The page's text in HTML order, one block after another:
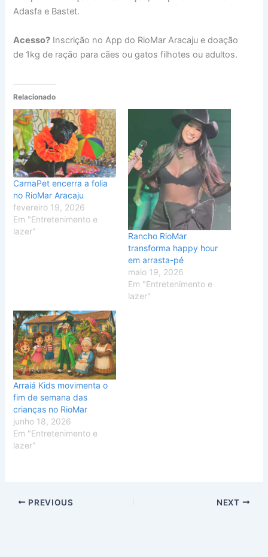
Adasfa e Bastet.
Acesso? Inscrição no App do RioMar Aracaju e doação
de 1kg de ração para cães ou gatos filhotes ou adultos.
Relacionado
CarnaPet encerra a folia
no RioMar Aracaju
fevereiro 19, 2026
Em "Entretenimento e
lazer"
Rancho RioMar
transforma happy hour
em arrasta-pé
maio 19, 2026
Em "Entretenimento e
lazer"
Arraiá Kids movimenta o
fim de semana das
crianças no RioMar
junho 18, 2026
Em "Entretenimento e
lazer"
PREVIOUS NEXT